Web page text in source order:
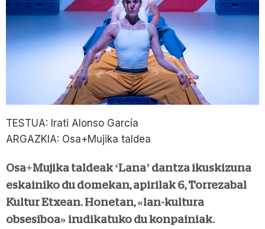
TESTUA: Irati Alonso García
ARGAZKIA: Osa+Mujika taldea
Osa+Mujika taldeak ‘Lana’ dantza ikuskizuna
eskainiko du domekan, apirilak 6, Torrezabal
Kultur Etxean. Honetan, «lan-kultura
obsesiboa» irudikatuko du konpainiak.